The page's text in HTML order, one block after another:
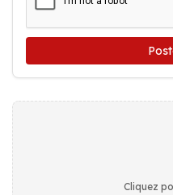
Cliquez